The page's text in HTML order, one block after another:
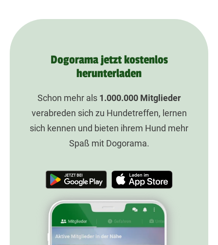
Dogorama jetzt kostenlos
herunterladen
Schon mehr als 1.000.000Mitglieder
verabreden sich zu Hundetreffen, lernen
sich kennen und bieten ihrem Hund mehr
Spaß mit Dogorama.